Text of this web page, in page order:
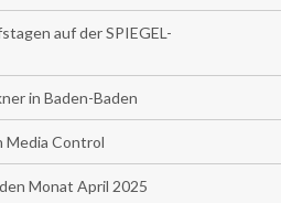
auf der SPIEGEL-
in Baden-Baden
Media Control
Monat April 2025